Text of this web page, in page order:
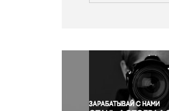
Окружающая среда
Политика
Правосудие
Происшествия и